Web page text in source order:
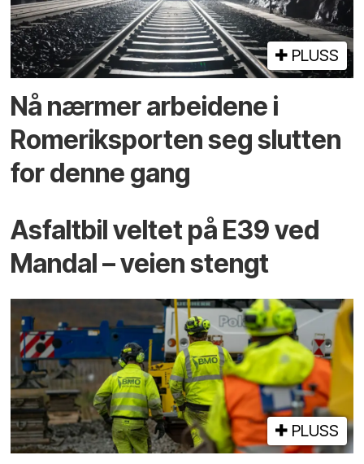
PLUSS
Nå nærmer arbeidene i
Romeriksporten seg slutten
for denne gang
Asfaltbil veltet på E39 ved
Mandal – veien stengt
PLUSS